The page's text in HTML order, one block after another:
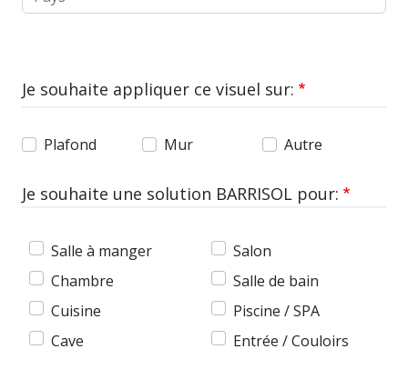
Je souhaite appliquer ce visuel sur:
Plafond Mur Autre
Je souhaite une solution BARRISOL pour:
Salle à manger
Salon
Chambre
Salle de bain
Cuisine
Piscine / SPA
Cave
Entrée / Couloirs